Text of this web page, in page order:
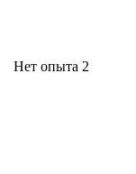
Нет опыта 2